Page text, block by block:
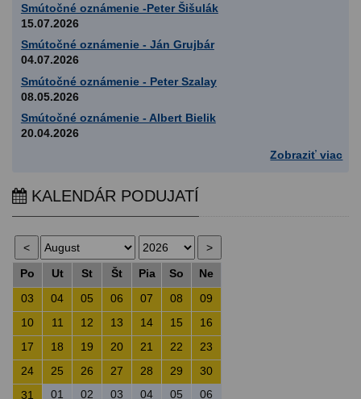
Smútočné oznámenie -Peter Šišulák
15.07.2026
Smútočné oznámenie - Ján Grujbár
04.07.2026
Smútočné oznámenie - Peter Szalay
08.05.2026
Smútočné oznámenie - Albert Bielik
20.04.2026
Zobraziť viac
KALENDÁR PODUJATÍ
Po Ut St Št Pia So
Ne
03
04 05 06 07 08
09
10
11 12 13 14 15
16
17
18 19 20 21 22
23
24
25 26 27 28 29
30
31
01 02 03 04 05
06